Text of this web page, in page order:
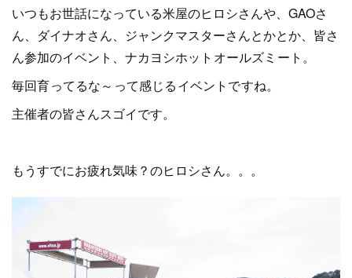
いつもお世話になっている米屋のヒロシさんや、GAOさ
ん、ダイナオさん、ジャンクマスターさんとかとか、皆さ
ん参加のイベント、ナカヨシホットオールズミート。
毎回育ってるな～って感じるイベントですね。
主催者の皆さんスゴイです。
もうすでにお疲れ気味？のヒロシさん。。。